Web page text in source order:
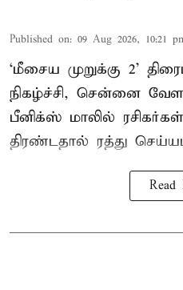
Published on: 09 Aug 2026, 10:21
‘மீசைய முறுக்கு 2’
நிகழ்ச்சி, சென்னை
பீனிக்ஸ் மாலில்
திரண்டதால் ரத்து
Read